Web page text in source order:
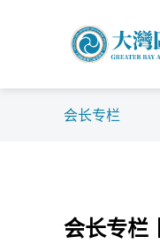
会长专栏
会长专栏